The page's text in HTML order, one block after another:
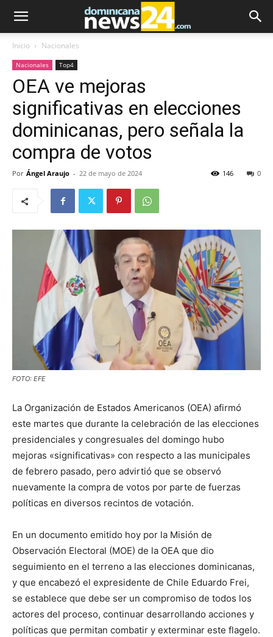
Inicio Nacionales
Nacionales Top4
OEA ve mejoras
significativas en elecciones
dominicanas, pero señala la
compra de votos
Por Ángel Araujo - 22 de mayo de 2024 0
146
FOTO: EFE
La Organización de Estados Americanos (OEA) afirmó
este martes que durante la celebración de las elecciones
presidenciales y congresuales del domingo hubo
mejoras «significativas» con respecto a las municipales
de febrero pasado, pero advirtió que se observó
nuevamente la compra de votos por parte de fuerzas
políticas en diversos recintos de votación.
En un documento emitido hoy por la Misión de
Observación Electoral (MOE) de la OEA que dio
seguimiento en el terreno a las elecciones dominicanas,
y que encabezó el expresidente de Chile Eduardo Frei,
se establece que debe ser un compromiso de todos los
actores del proceso, continuar desarrollando acciones y
políticas que permitan combatir y exterminar este flagelo.